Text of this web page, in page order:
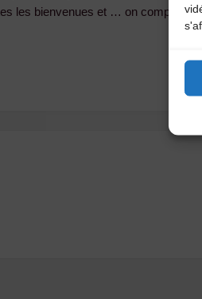
les bienvenues et … on compte